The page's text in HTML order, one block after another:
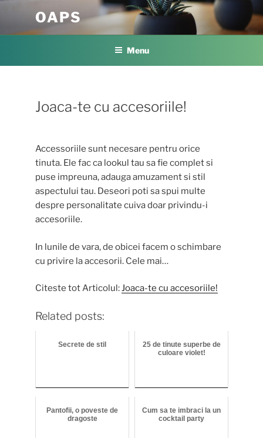
content
OAPS
Menu
Joaca-te cu accesoriile!
Accessoriile sunt necesare pentru orice
tinuta. Ele fac ca lookul tau sa fie complet si
puse impreuna, adauga amuzament si stil
aspectului tau. Deseori poti sa spui multe
despre personalitate cuiva doar privindu-i
accesoriile.
In lunile de vara, de obicei facem o schimbare
cu privire la accesorii. Cele mai…
Citeste tot Articolul:Joaca-te cu accesoriile!
Related posts:
Secrete de stil
25 de tinute superbe de
culoare violet!
Pantofii, o poveste de
dragoste
Cum sa te imbraci la un
cocktail party